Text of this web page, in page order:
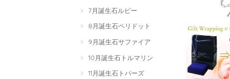
7月誕生石ルビー
8月誕生石ペリドット
9月誕生石サファイア
10月誕生石トルマリン
11月誕生石トパーズ